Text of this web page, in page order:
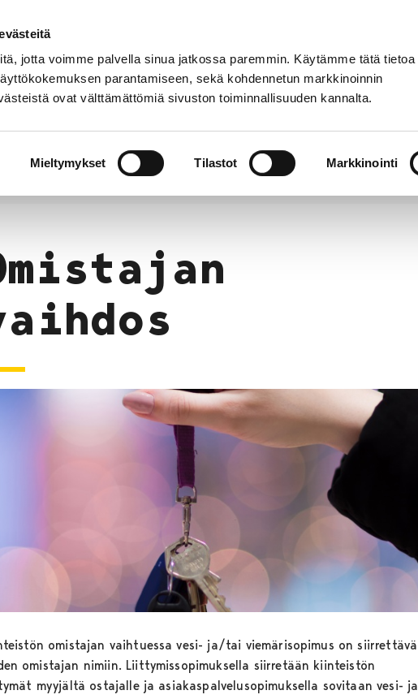
jotta voimme palvella sinua jatkossa paremmin. Käytämme tätä tietoa
parantamiseen, sekä kohdennetun markkinoinnin
ovat välttämättömiä sivuston toiminnallisuuden kannalta.
Mieltymykset Tilastot Markkinointi
omistajan vaihtuessa vesi- ja/tai viemärisopimus on siirrettävä
omistajan nimiin. Liittymissopimuksella siirretään kiinteistön
myyjältä ostajalle ja asiakaspalvelusopimuksella sovitaan vesi- ja